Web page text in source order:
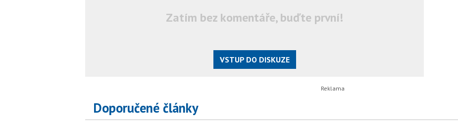
Zatím bez komentáře, buďte první!
VSTUP DO DISKUZE
Doporučené články